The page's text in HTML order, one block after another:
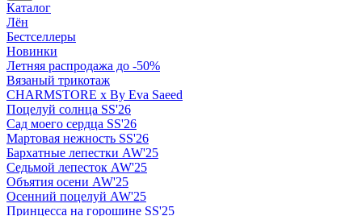
Каталог
Лён
Бестселлеры
Новинки
Летняя распродажа до -50%
Вязаный трикотаж
CHARMSTORE х By Eva Saeed
Поцелуй солнца SS'26
Сад моего сердца SS'26
Мартовая нежность SS'26
Бархатные лепестки AW'25
Седьмой лепесток AW'25
Объятия осени AW'25
Осенний поцелуй AW'25
Принцесса на горошине SS'25